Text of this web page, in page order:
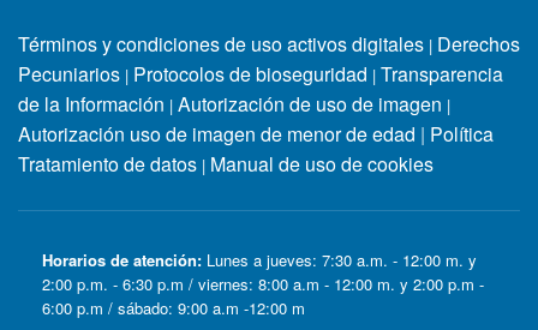
Términos y condiciones de uso activos digitales | Derechos
Pecuniarios | Protocolos de bioseguridad | Transparencia
de la Información | Autorización de uso de imagen |
Autorización uso de imagen de menor de edad | Política
Tratamiento de datos | Manual de uso de cookies
Horarios de atención: Lunes a jueves: 7:30 a.m. - 12:00 m. y
2:00 p.m. - 6:30 p.m / viernes: 8:00 a.m - 12:00 m. y 2:00 p.m -
6:00 p.m / sábado: 9:00 a.m -12:00 m